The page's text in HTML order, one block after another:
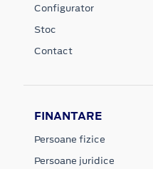
Configurator
Stoc
Contact
FINANTARE
Persoane fizice
Persoane juridice